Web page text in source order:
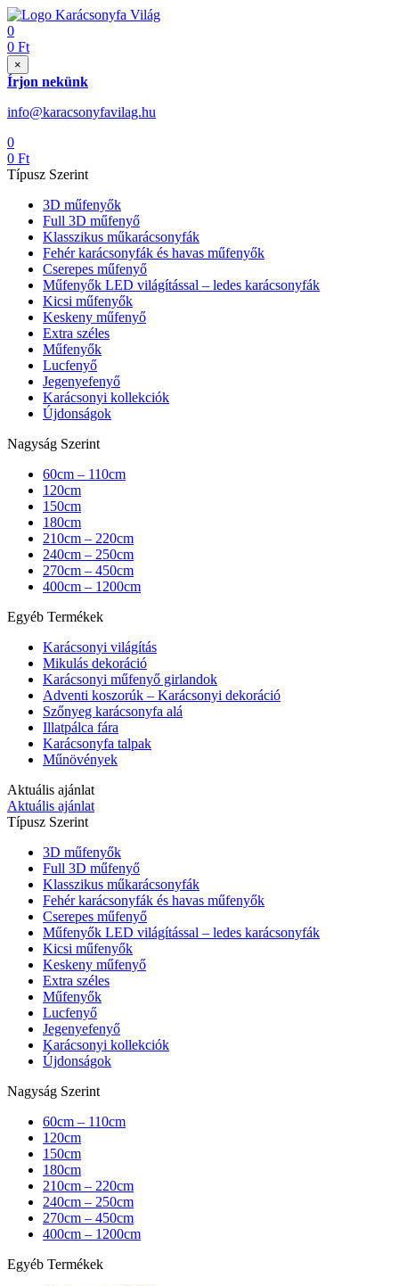
0
0 Ft
×
Írjon nekünk
info@karacsonyfavilag.hu
0
0 Ft
Típusz Szerint
3D műfenyők
Full 3D műfenyő
Klasszikus műkarácsonyfák
Fehér karácsonyfák és havas műfenyők
Cserepes műfenyő
Műfenyők LED világítással – ledes karácsonyfák
Kicsi műfenyők
Keskeny műfenyő
Extra széles
Műfenyők
Lucfenyő
Jegenyefenyő
Karácsonyi kollekciók
Újdonságok
Nagyság Szerint
60cm – 110cm
120cm
150cm
180cm
210cm – 220cm
240cm – 250cm
270cm – 450cm
400cm – 1200cm
Egyéb Termékek
Karácsonyi világítás
Mikulás dekoráció
Karácsonyi műfenyő girlandok
Adventi koszorúk – Karácsonyi dekoráció
Szőnyeg karácsonyfa alá
Illatpálca fára
Karácsonyfa talpak
Műnövények
Aktuális ajánlat
Aktuális ajánlat
Típusz Szerint
3D műfenyők
Full 3D műfenyő
Klasszikus műkarácsonyfák
Fehér karácsonyfák és havas műfenyők
Cserepes műfenyő
Műfenyők LED világítással – ledes karácsonyfák
Kicsi műfenyők
Keskeny műfenyő
Extra széles
Műfenyők
Lucfenyő
Jegenyefenyő
Karácsonyi kollekciók
Újdonságok
Nagyság Szerint
60cm – 110cm
120cm
150cm
180cm
210cm – 220cm
240cm – 250cm
270cm – 450cm
400cm – 1200cm
Egyéb Termékek